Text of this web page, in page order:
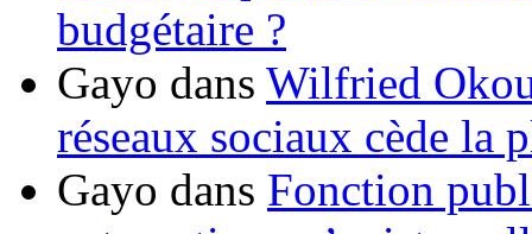
budgétaire ?
Gayo dans Wilfried
réseaux sociaux cède la
Gayo dans Fonction